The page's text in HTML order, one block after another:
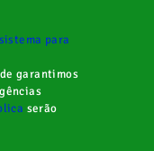
sistema para
garantimos
serão